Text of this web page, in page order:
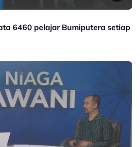
6460 pelajar Bumiputera setiap